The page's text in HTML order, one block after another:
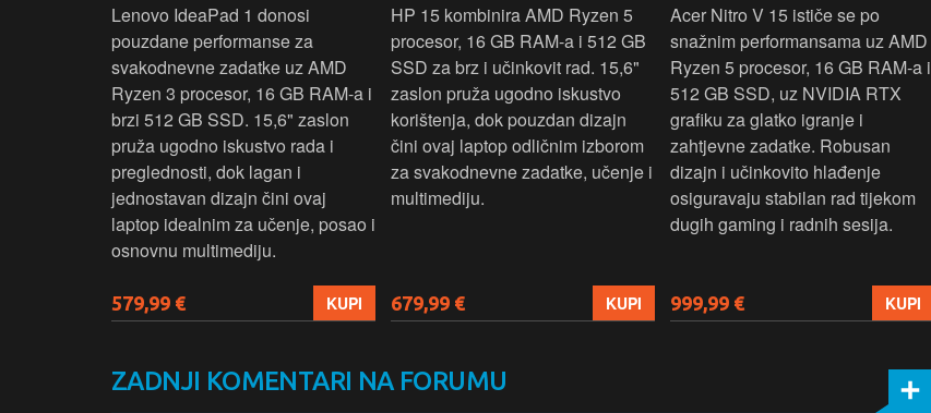
Lenovo IdeaPad 1 donosi
pouzdane performanse za
svakodnevne zadatke uz AMD
Ryzen 3 procesor, 16 GB RAM-a i
brzi 512 GB SSD. 15,6" zaslon
pruža ugodno iskustvo rada i
preglednosti, dok lagan i
jednostavan dizajn čini ovaj
laptop idealnim za učenje, posao i
osnovnu multimediju.
579,99 € KUPI
HP 15 kombinira AMD Ryzen 5
procesor, 16 GB RAM-a i 512 GB
SSD za brz i učinkovit rad. 15,6"
zaslon pruža ugodno iskustvo
korištenja, dok pouzdan dizajn
čini ovaj laptop odličnim izborom
za svakodnevne zadatke, učenje i
multimediju.
679,99 € KUPI
Acer Nitro V 15 ističe se po
snažnim performansama uz AMD
Ryzen 5 procesor, 16 GB RAM-a i
512 GB SSD, uz NVIDIA RTX
grafiku za glatko igranje i
zahtjevne zadatke. Robusan
dizajn i učinkovito hlađenje
osiguravaju stabilan rad tijekom
dugih gaming i radnih sesija.
999,99 € KUPI
ZADNJI KOMENTARI NA FORUMU